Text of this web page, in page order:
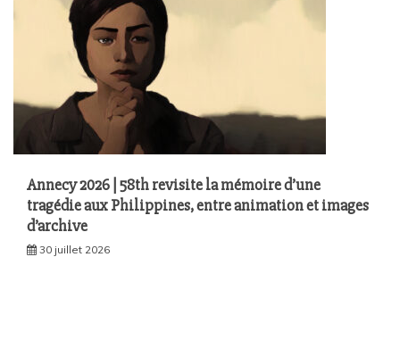
Annecy 2026 | 58th revisite la mémoire d’une
tragédie aux Philippines, entre animation et images
d’archive
30 juillet 2026